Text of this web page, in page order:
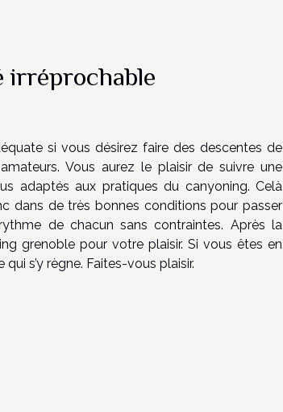
irréprochable
si vous désirez faire des descentes de
Vous aurez le plaisir de suivre une
adaptés aux pratiques du canyoning. Celà
dans de très bonnes conditions pour passer
de chacun sans contraintes. Après la
grenoble pour votre plaisir. Si vous êtes en
s’y règne. Faites-vous plaisir.